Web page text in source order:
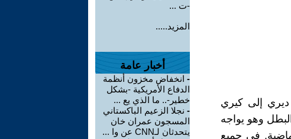
ديري إلى كيري
وهو يواجه
في جميع
-ت ...
المزيد.....
أخبار عامة
- انخفاض مخزون أنظمة
الدفاع الأمريكية -بشكل
خطير-.. ما الذي يع ...
- نجلا الزعيم الباكستاني
المسجون عمران خان
يتحدثان لـCNN عن وا ...